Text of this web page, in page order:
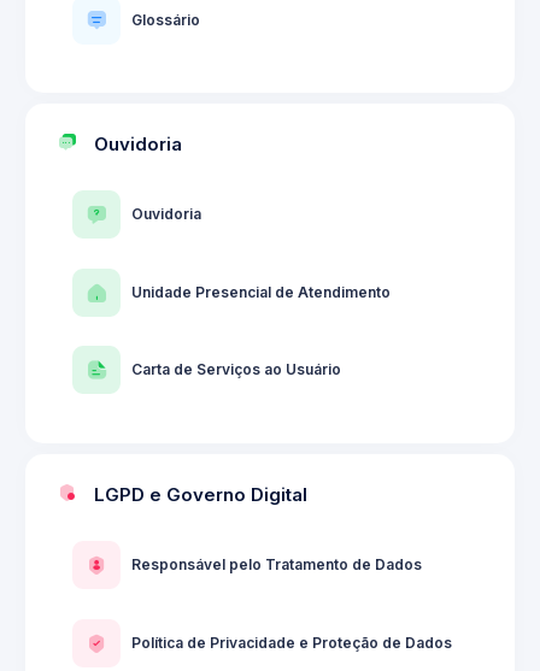
Glossário
Ouvidoria
Ouvidoria
Unidade Presencial de Atendimento
Carta de Serviços ao Usuário
LGPD e Governo Digital
Responsável pelo Tratamento de Dados
Política de Privacidade e Proteção de Dados